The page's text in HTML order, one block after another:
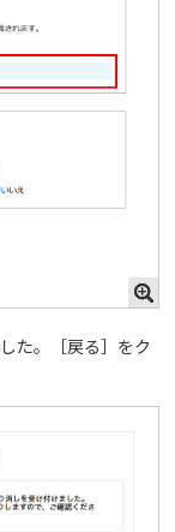
た。［戻る］をク